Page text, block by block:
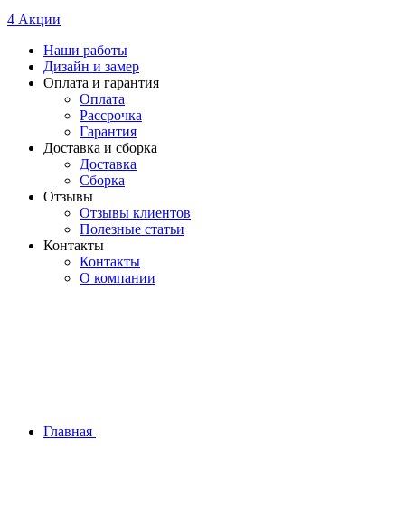
4 Акции
Наши работы
Дизайн и замер
Оплата и гарантия
Оплата
Рассрочка
Гарантия
Доставка и сборка
Доставка
Сборка
Отзывы
Отзывы клиентов
Полезные статьи
Контакты
Контакты
О компании
Главная